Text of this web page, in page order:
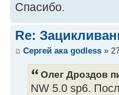
Спасибо.
Re:
Сергей ака godless »
Олег Дроздов
NW 5.0 sp6.